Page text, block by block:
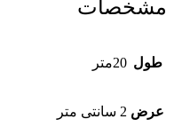
مشخصات
طول 20متر
عرض 2 سانتی متر